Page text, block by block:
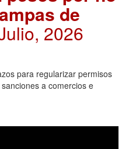
de
2026
para regularizar permisos
a comercios e